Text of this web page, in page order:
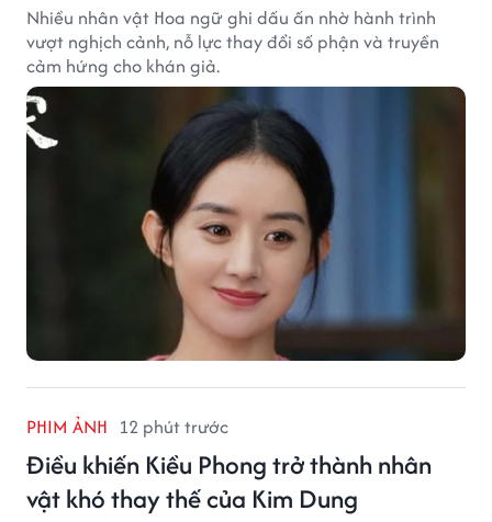
Nhiều nhân vật Hoa ngữ ghi dấu ấn nhờ hành trình
vượt nghịch cảnh, nỗ lực thay đổi số phận và truyền
cảm hứng cho khán giả.
PHIM ẢNH 12 phút trước
Điều khiến Kiều Phong trở thành nhân
vật khó thay thế của Kim Dung